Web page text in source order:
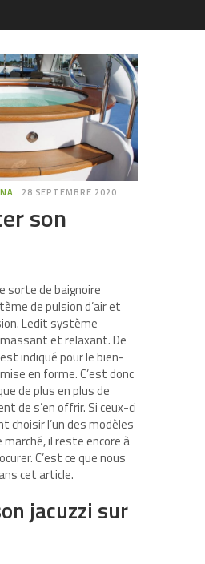
28 SEPTEMBRE 2020
son
sorte de baignoire
de pulsion d’air et
Ledit système
et relaxant. De
indiqué pour le bien-
en forme. C’est donc
de plus en plus de
de s’en offrir. Si ceux-ci
choisir l’un des modèles
il reste encore à
C’est ce que nous
cet article.
jacuzzi sur